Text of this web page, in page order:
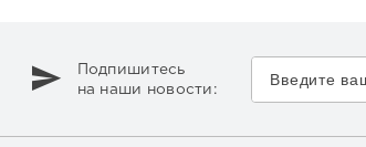
Подпишитесь
на наши новости: